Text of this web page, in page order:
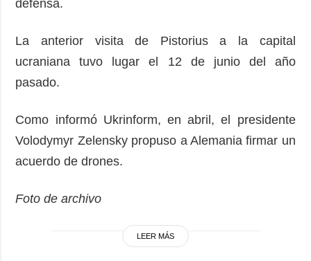
defensa.
La anterior visita de Pistorius a la capital
ucraniana tuvo lugar el 12 de junio del año
pasado.
Como informó Ukrinform, en abril, el presidente
Volodymyr Zelensky propuso a Alemania firmar un
acuerdo de drones.
Foto de archivo
LEER MÁS